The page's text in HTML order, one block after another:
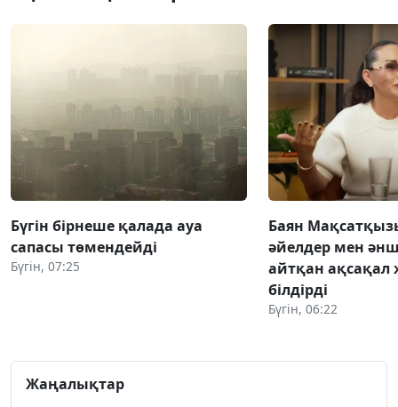
Бүгін бірнеше қалада ауа
сапасы төмендейді
Бүгін, 07:25
Баян
әйелдер мен
айтқан ақсақал
білдірді
Бүгін, 06:22
Жаңалықтар